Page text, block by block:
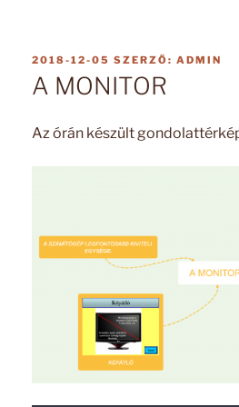
BEKÜLDVE:
2018-12-05 SZERZŐ: ADMIN
A MONITOR
Az órán készült